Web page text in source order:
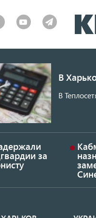
В
В
за